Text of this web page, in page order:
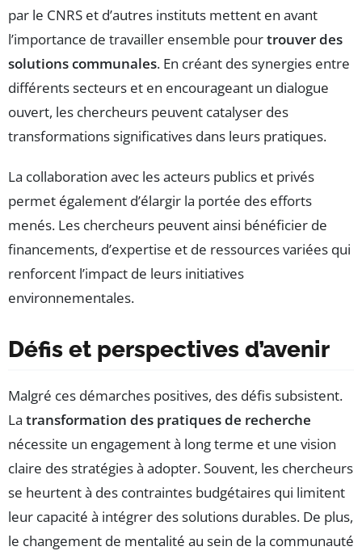
par le CNRS et d’autres instituts mettent en avant
l’importance de travailler ensemble pourtrouver des
solutions communales. En créant des synergies entre
différents secteurs et en encourageant un dialogue
ouvert, les chercheurs peuvent catalyser des
transformations significatives dans leurs pratiques.
La collaboration avec les acteurs publics et privés
permet également d’élargir la portée des efforts
menés. Les chercheurs peuvent ainsi bénéficier de
financements, d’expertise et de ressources variées qui
renforcent l’impact de leurs initiatives
environnementales.
Défis et perspectives d’avenir
Malgré ces démarches positives, des défis subsistent.
La transformation des pratiques de recherche
nécessite un engagement à long terme et une vision
claire des stratégies à adopter. Souvent, les chercheurs
se heurtent à des contraintes budgétaires qui limitent
leur capacité à intégrer des solutions durables. De plus,
le changement de mentalité au sein de la communauté